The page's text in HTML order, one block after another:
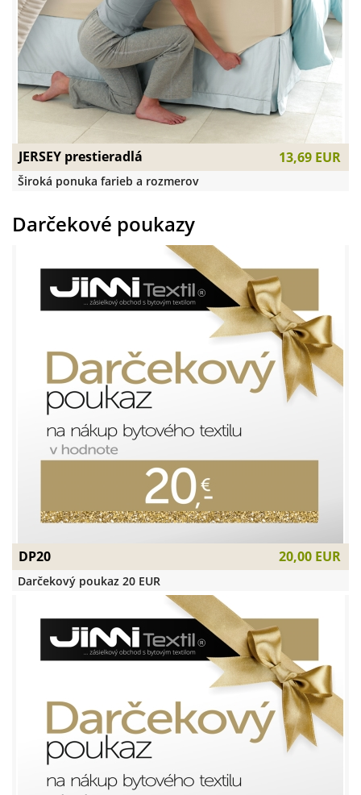
JERSEY prestieradlá 13,69 EUR
Široká ponuka farieb a rozmerov
DP20 20,00 EUR
Darčekový poukaz 20 EUR
Darčekové poukazy